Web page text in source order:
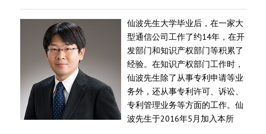
仙波先生大学毕业后，在一家大
型通信公司工作了约14年，在开
发部门和知识产权部门等积累了
经验。在知识产权部门工作时，
仙波先生除了从事专利申请等业
务外，还从事专利许可、诉讼、
专利管理业务等方面的工作。仙
波先生于2016年5月加入本所